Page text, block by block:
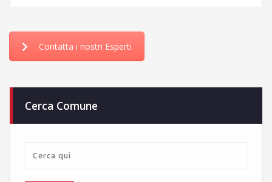
Contatta i nostri Esperti
Cerca Comune